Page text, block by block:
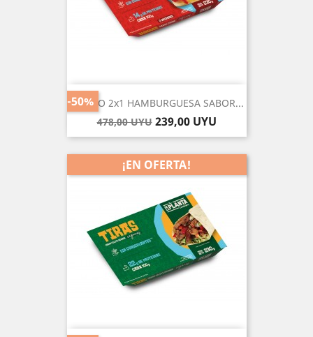
PROMO 2x1 HAMBURGUESA SABOR...
Precio
base
478,00 UYU
-50%
Precio
239,00 UYU
¡EN OFERTA!